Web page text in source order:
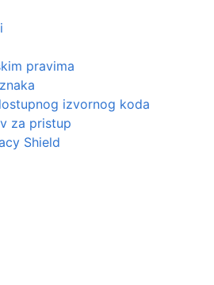
pravima
izvornog koda
za pristup
Shield